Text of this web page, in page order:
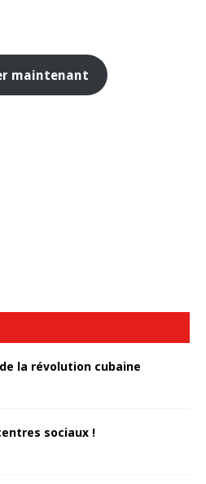
maintenant
la révolution cubaine
sociaux !